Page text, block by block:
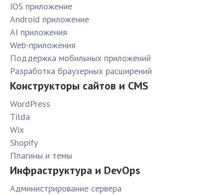
IOS приложение
Android приложение
AI приложения
Web-приложения
Поддержка мобильных приложений
Разработка браузерных расширений
Конструкторы сайтов и CMS
WordPress
Tilda
Wix
Shopify
Плагины и темы
Инфраструктура и DevOps
Администрирование сервера